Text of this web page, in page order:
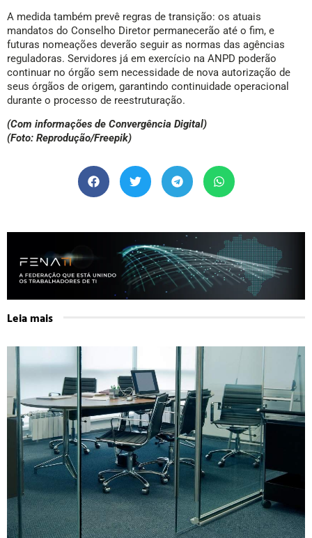
A medida também prevê regras de transição: os atuais
mandatos do Conselho Diretor permanecerão até o fim, e
futuras nomeações deverão seguir as normas das agências
reguladoras. Servidores já em exercício na ANPD poderão
continuar no órgão sem necessidade de nova autorização de
seus órgãos de origem, garantindo continuidade operacional
durante o processo de reestruturação.
(Com informações de Convergência Digital)
(Foto: Reprodução/Freepik)
Leia mais